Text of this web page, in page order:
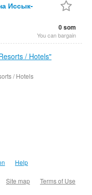
Иссык-
0 som
You can bargain
/ Hotels"
/ Hotels
Help
Site map Terms of Use